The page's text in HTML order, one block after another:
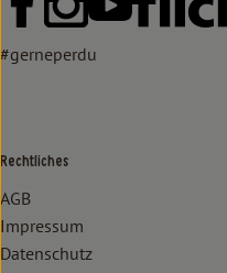
#gerneperdu
Rechtliches
AGB
Impressum
Datenschutz